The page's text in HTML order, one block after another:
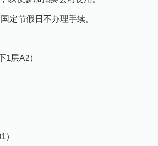
节假日不办理手续。
层A2）